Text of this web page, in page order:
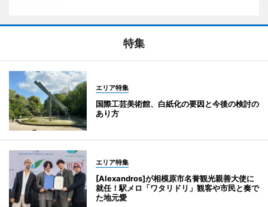
特集
エリア特集
国際工芸美術館、白紙化の要因と今後の検討の
あり方
エリア特集
[Alexandros]が相模原市名誉観光親善大使に
就任！駅メロ「ワタリドリ」観客や市民と奏で
た地元愛